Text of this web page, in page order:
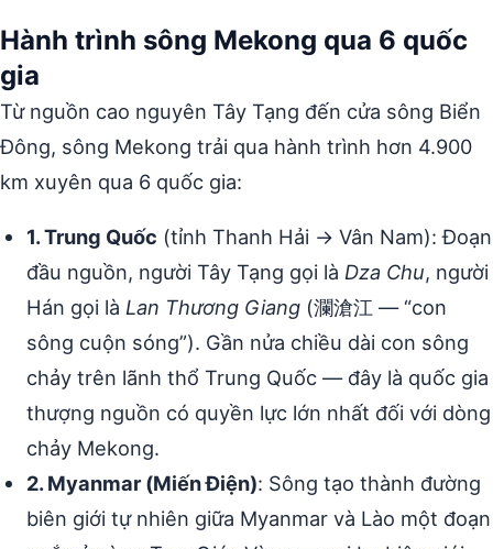
Hành trình sông Mekong qua 6 quốc
gia
Từ nguồn cao nguyên Tây Tạng đến cửa sông Biển
Đông, sông Mekong trải qua hành trình hơn 4.900
km xuyên qua 6 quốc gia:
1. Trung Quốc (tỉnh Thanh Hải → Vân Nam): Đoạn
đầu nguồn, người Tây Tạng gọi là Dza Chu, người
Hán gọi là Lan Thương Giang (瀾滄江 — “con
sông cuộn sóng”). Gần nửa chiều dài con sông
chảy trên lãnh thổ Trung Quốc — đây là quốc gia
thượng nguồn có quyền lực lớn nhất đối với dòng
chảy Mekong.
2. Myanmar (Miến Điện): Sông tạo thành đường
biên giới tự nhiên giữa Myanmar và Lào một đoạn